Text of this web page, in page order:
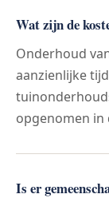
Wat zijn de
Onderhoud
aanzienlijke
opgenomen in
Is er